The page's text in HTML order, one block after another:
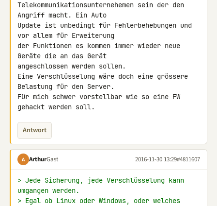
Telekommunikationsunternehemen sein der den
Angriff macht. Ein Auto
Update ist unbedingt für Fehlerbehebungen und
vor allem für Erweiterung
der Funktionen es kommen immer wieder neue
Geräte die an das Gerät
angeschlossen werden sollen.
Eine Verschlüsselung wäre doch eine grössere
Belastung für den Server.
Für mich schwer vorstellbar wie so eine FW
gehackt werden soll.
Antwort
A ArthurGast 2016-11-30 13:29#4811607
> Jede Sicherung, jede Verschlüsselung kann
umgangen werden.
> Egal ob Linux oder Windows, oder welches